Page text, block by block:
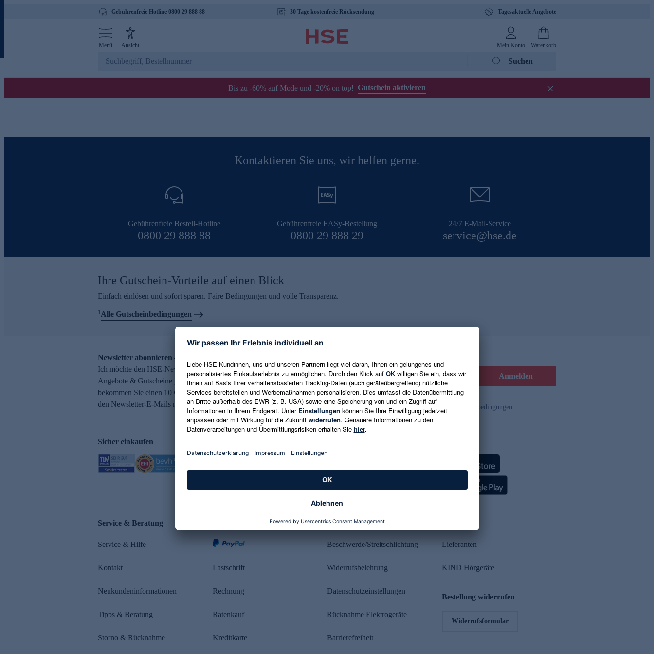
Gebührenfreie Hotline 0800 29 888 88 30 Tage kostenfreie Rücksendung Tagesaktuelle Angebote
Menü Ansicht Mein Konto Warenkorb
Suchen
Bis zu -60% auf Mode und -20% on top! Gutschein aktivieren
Kontaktieren Sie uns, wir helfen gerne.
Gebührenfreie Bestell-Hotline
0800 29 888 88
Gebührenfreie EASy-Bestellung
0800 29 888 29
24/7 E-Mail-Service
service@hse.de
Ihre Gutschein-Vorteile auf einen Blick
Einfach einlösen und sofort sparen. Faire Bedingungen und volle Transparenz.
1Alle Gutscheinbedingungen
Newsletter abonnieren – 10 € Gutschein erhalten
Ich möchte den HSE-Newsletter abonnieren und aktuelle Trends,
Angebote & Gutscheine per E-Mail erhalten. Als Dankeschön
bekommen Sie einen 10 € Gutschein. Eine Abmeldung ist jederzeit in
den Newsletter-E-Mails möglich.
E-Mail-Adresse eingeben Anmelden
Es gelten die Datenschutzrichtlinien und die Gutscheinbedingungen
Sicher einkaufen
Service & Beratung
Service & Hilfe
Kontakt
Neukundeninformationen
Tipps & Beratung
Storno & Rücknahme
Lastschrift
Rechnung
Ratenkauf
Kreditkarte
Rechtliches
Beschwerde/Streitschlichtung
Widerrufsbelehrung
Datenschutzeinstellungen
Rücknahme Elektrogeräte
Barrierefreiheit
Lieferanten
KIND Hörgeräte
Bestellung widerrufen
Widerrufsformular